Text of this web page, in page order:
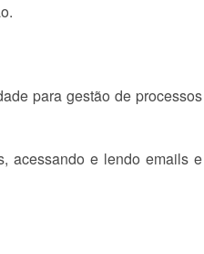
para gestão de processos
acessando e lendo emails e